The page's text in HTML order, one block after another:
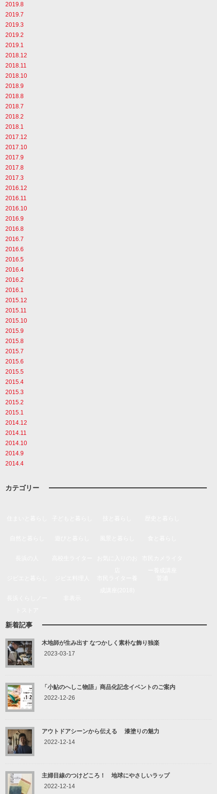
2019.8
2019.7
2019.3
2019.2
2019.1
2018.12
2018.11
2018.10
2018.9
2018.8
2018.7
2018.2
2018.1
2017.12
2017.10
2017.9
2017.8
2017.3
2016.12
2016.11
2016.10
2016.9
2016.8
2016.7
2016.6
2016.5
2016.4
2016.2
2016.1
2015.12
2015.11
2015.10
2015.9
2015.8
2015.7
2015.6
2015.5
2015.4
2015.3
2015.2
2015.1
2014.12
2014.11
2014.10
2014.9
2014.4
カテゴリー
新着記事
木地師が生み出す なつかしく素朴な飾り独楽
2023-03-17
「小鮎のへしこ物語」商品化記念イベントのご案内
2022-12-26
アウトドアシーンから伝える 漆塗りの魅力
2022-12-14
主婦目線のつけどころ！ 地球にやさしいラップ
2022-12-14